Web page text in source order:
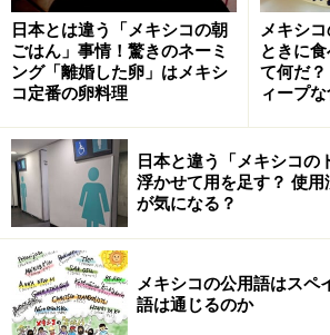
を無事に戻し、契約が終了すれば、
料金を引いた額が返済されるように
滞在者向けの1年契約の料金は400メ
保険の5000メキシコペソが不要です
シコ国内で作ったクレジットカード
が必要になります。
以上は2013年5月25日現在の情報なの
細は公式ホームページか、エコビシ
してください。
日本とは違う「メキシコの朝
ごはん」事情！驚きのネーミ
ング「離婚した卵」はメキシ
コ定番の卵料理
メキシ
ときに
て何だ
ィープ
日本と違う「メキシコの
浮かせて用を足す？ 使
が気になる？
メキシコの公用語はスペ
語は通じるのか